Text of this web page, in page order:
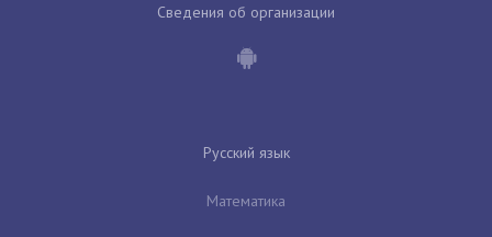
Сведения об организации
Русский язык
Математика